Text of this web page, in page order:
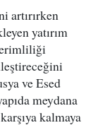
artırırken
yatırım
ve Esed
meydana
kalmaya